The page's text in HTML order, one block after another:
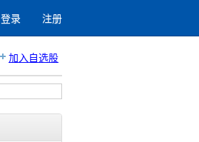
登录 注册
加入自选股